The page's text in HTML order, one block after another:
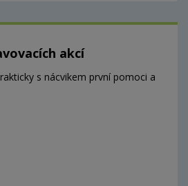
akcí
s nácvikem první pomoci a